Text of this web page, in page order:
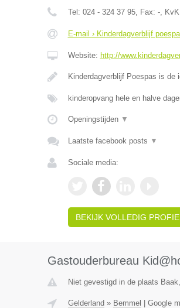
Tel: 024 - 324 37 95, Fax: -,
E-mail › Kinderdagverblijf
Website: http://
Kinderdagverblijf Poespas is de
kinderopvang hele en halve
Openingstijden ▼
Laatste facebook posts ▼
Sociale media:
BEKIJK VOLLEDIG
Gastouderbureau
Niet gevestigd in de plaats
Gelderland » Bemmel Google